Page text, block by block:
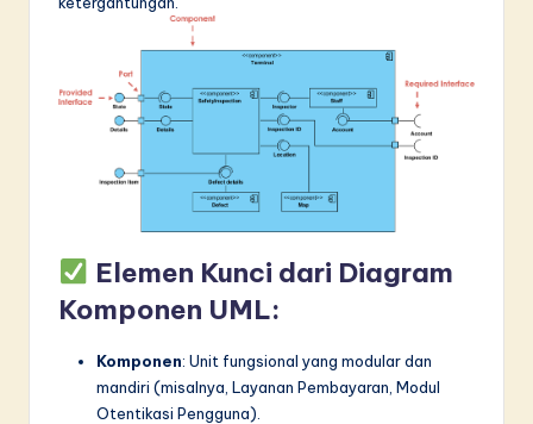
Elemen Kunci dari Diagram
Komponen UML:
Komponen: Unit fungsional yang modular dan
mandiri (misalnya, Layanan Pembayaran, Modul
Otentikasi Pengguna).